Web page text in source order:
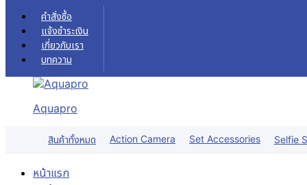
Skip to content
คำสั่งซื้อ
แจ้งชำระเงิน
เกี่ยวกับเรา
บทความ
Aquapro
สินค้าทั้งหมด Action Camera Set Accessories Selfie
หน้าแรก